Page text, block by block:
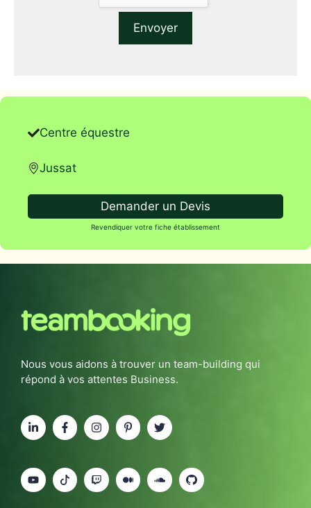
Centre équestre
Jussat
Demander un Devis
Revendiquer votre fiche établissement
Nous vous aidons à trouver un team-building qui
répond à vos attentes Business.